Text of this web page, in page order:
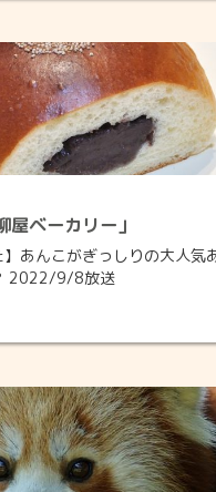
屋ベーカリー」
】あんこがぎっしりの大人気
2022/9/8放送